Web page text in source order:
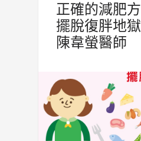
正確的減肥
擺脫復胖地
陳韋螢醫師